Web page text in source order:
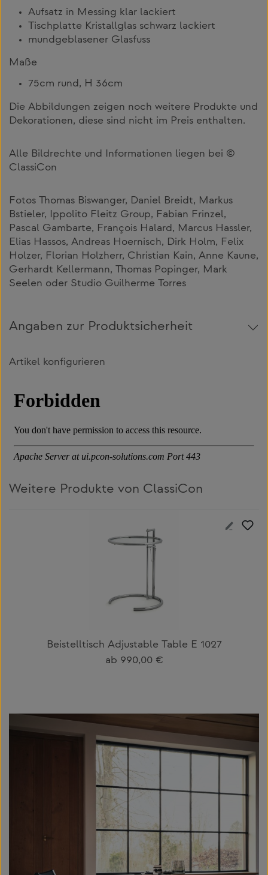
Aufsatz in Messing klar lackiert
Tischplatte Kristallglas schwarz lackiert
mundgeblasener Glasfuss
Maße
75cm rund, H 36cm
Die Abbildungen zeigen noch weitere Produkte und
Dekorationen, diese sind nicht im Preis enthalten.
Alle Bildrechte und Informationen liegen bei ©
ClassiCon
Fotos Thomas Biswanger, Daniel Breidt, Markus
Bstieler, Ippolito Fleitz Group, Fabian Frinzel,
Pascal Gambarte, François Halard, Marcus Hassler,
Elias Hassos, Andreas Hoernisch, Dirk Holm, Felix
Holzer, Florian Holzherr, Christian Kain, Anne Kaune,
Gerhardt Kellermann, Thomas Popinger, Mark
Seelen oder Studio Guilherme Torres
Angaben zur Produktsicherheit
Artikel konfigurieren
Weitere Produkte von ClassiCon
Beistelltisch Adjustable Table E 1027
Regulärer Preis:
ab 990,00 €